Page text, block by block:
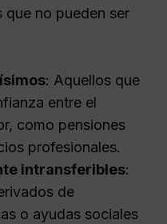
no pueden ser
: Aquellos que
entre el
como pensiones
profesionales.
intransferibles:
de
o ayudas sociales